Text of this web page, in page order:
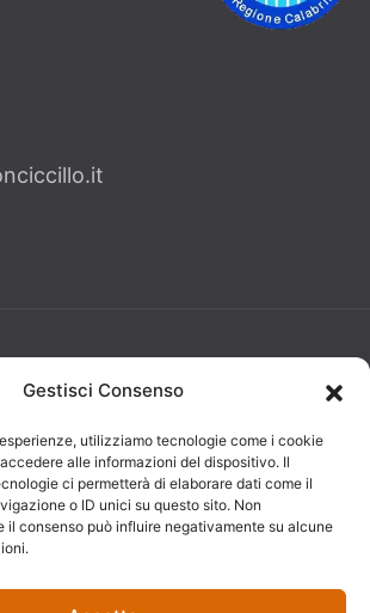
Gestisci Consenso
utilizziamo tecnologie come i cookie
alle informazioni del dispositivo. Il
ci permetterà di elaborare dati come il
o ID unici su questo sito. Non
il consenso può influire negativamente su alcune
Developed by:
Photo Credits: